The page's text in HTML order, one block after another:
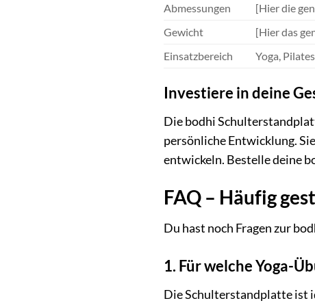
Abmessungen
[Hier die
Gewicht
[Hier das
Einsatzbereich
Yoga,
Investiere in deine
Die bodhi
persönliche Entwicklung.
entwickeln. Bestelle deine
FAQ – Häufig
Du hast noch Fragen zur
1. Für welche Yoga-
Die Schulterstandplatte ist